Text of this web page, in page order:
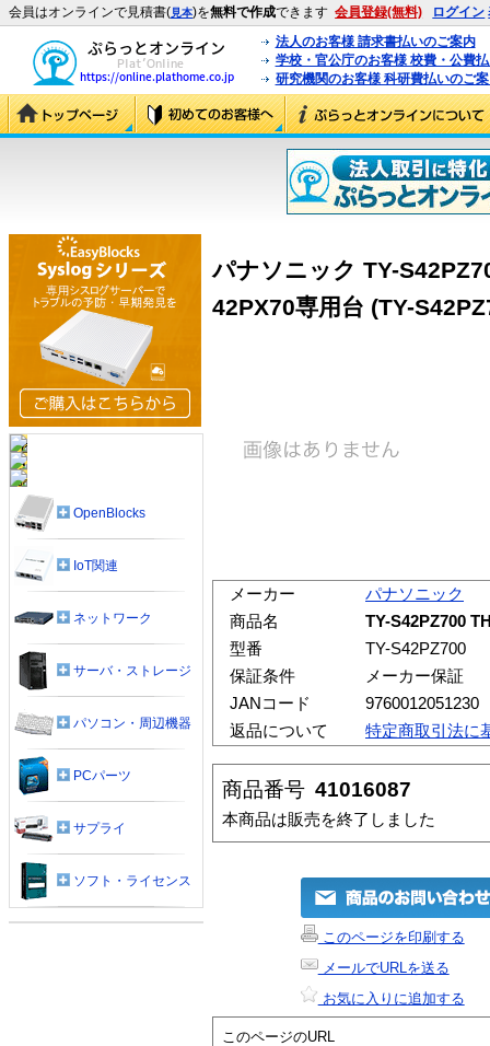
会員はオンラインで見積書(見本)を無料で作成できます 会員登録(無料) ログイン
法人のお客様 請求書払いのご案内
学校・官公庁のお客様 校費・公費
研究機関のお客様 科研費払いのご
パナソニック TY-
42PX70専用台 (TY-
メーカー
パナソニック
商品名
TY-S42PZ700
型番
TY-S42PZ700
保証条件
メーカー保証
JANコード
9760012051230
返品について
特定商取引法に
商品番号 41016087
本商品は販売を終了しました
このページを印刷する
メールでURLを送る
お気に入りに追加する
このページのURL
OpenBlocks
IoT関連
ネットワーク
サーバ・ストレージ
パソコン・周辺機器
PCパーツ
サプライ
ソフト・ライセンス